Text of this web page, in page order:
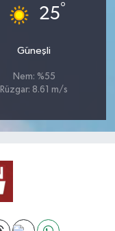
25°
Güneşli
Nem: %55
Rüzgar: 8.61 m/s